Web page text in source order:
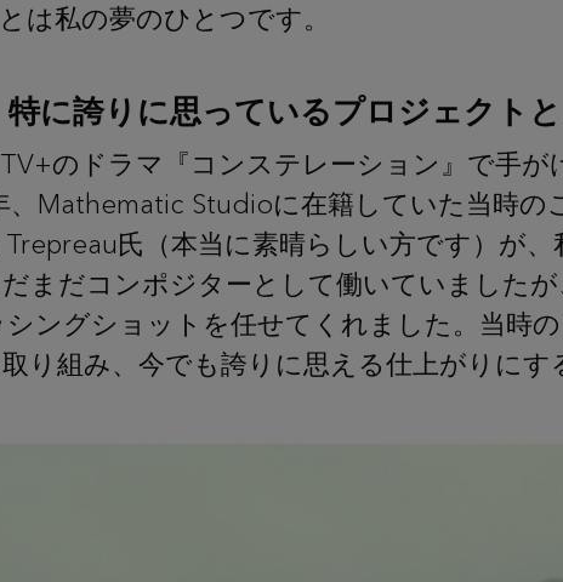
は私の夢のひとつです。
に誇りに思っているプロジェクト
のドラマ『コンステレーション』で手
Mathematic Studioに在籍していた当時の
氏（本当に素晴らしい方です）が
まだコンポジターとして働いていました
ングショットを任せてくれました。当時
り組み、今でも誇りに思える仕上がりにす